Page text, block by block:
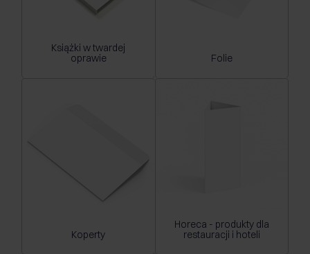
Książki w twardej
oprawie
Folie
Koperty
Horeca - produkty dla
restauracji i hoteli